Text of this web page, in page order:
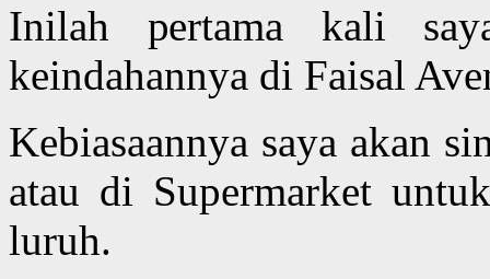
Inilah pertama kali
keindahannya di Faisal
Kebiasaannya saya akan
atau di Supermarket
luruh.